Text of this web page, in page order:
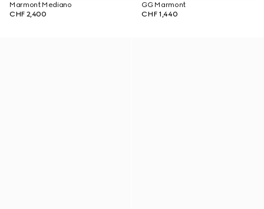
Marmont Mediano
CHF 2,400
GG Marmont
CHF 1,440